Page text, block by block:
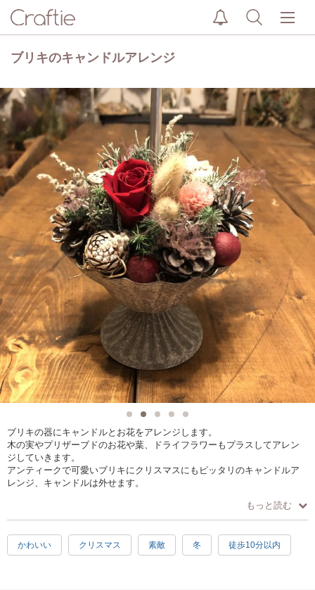
ブリキのキャンドルアレンジ
ブリキの器にキャンドルとお花をアレンジします。
木の実やプリザーブドのお花や葉、ドライフラワーもプラスしてアレン
ジしていきます。
アンティークで可愛いブリキにクリスマスにもピッタリのキャンドルア
レンジ、キャンドルは外せます。
もっと読む
かわいい クリスマス 素敵 冬 徒歩10分以内